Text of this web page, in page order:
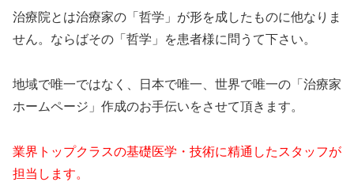
治療院とは治療家の「哲学」が形を成したものに他なりま
せん。ならばその「哲学」を患者様に問うて下さい。
地域で唯一ではなく、日本で唯一、世界で唯一の「治療家
ホームページ」作成のお手伝いをさせて頂きます。
業界トップクラスの基礎医学・技術に精通したスタッフが
担当します。